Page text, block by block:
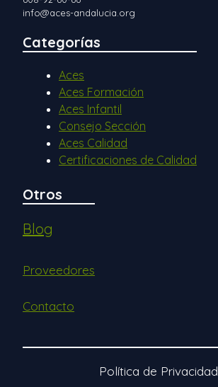
info@aces-andalucia.org
Categorías
Aces
Aces Formación
Aces Infantil
Consejo Sección
Aces Calidad
Certificaciones de Calidad
Otros
Blog
Proveedores
Contacto
Política de Privacidad